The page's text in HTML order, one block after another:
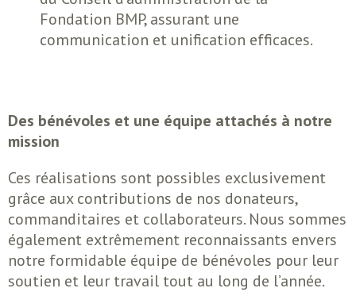
Fondation BMP, assurant une
communication et unification efficaces.
Des bénévoles et une équipe attachés à notre
mission
Ces réalisations sont possibles exclusivement
grâce aux contributions de nos donateurs,
commanditaires et collaborateurs. Nous sommes
également extrêmement reconnaissants envers
notre formidable équipe de bénévoles pour leur
soutien et leur travail tout au long de l’année.